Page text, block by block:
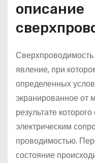
описание
Сверхпроводимость
явление, при
определенных
экранированное от
результате
электрическим
проводимостью.
состояние